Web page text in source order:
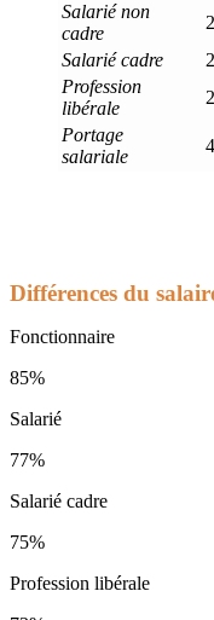
Salarié non
cadre
Salarié cadre
Profession
libérale
Portage
salariale
Différences du
Fonctionnaire
85%
Salarié
77%
Salarié cadre
75%
Profession libérale